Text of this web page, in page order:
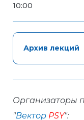
10:00
Архив лекций
Организаторы
"Вектор PSY":